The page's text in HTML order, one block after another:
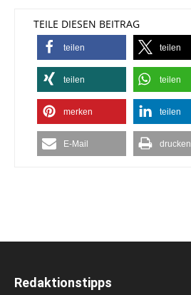
TEILE DIESEN BEITRAG
teilen teilen
teilen teilen
merken teilen
E-Mail drucken
Redaktionstipps